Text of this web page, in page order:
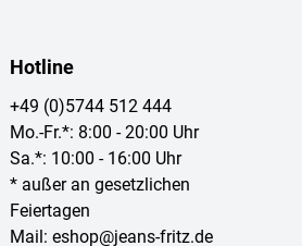
Hotline
+49 (0)5744 512 444
Mo.-Fr.*: 8:00 - 20:00 Uhr
Sa.*: 10:00 - 16:00 Uhr
* außer an gesetzlichen
Feiertagen
Mail: eshop@jeans-fritz.de